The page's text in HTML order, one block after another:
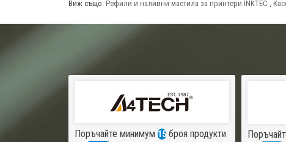
Виж също: Рефили и наливни мастила за принтери INKTEC ,
Поръчайте минимум 15 броя продукти